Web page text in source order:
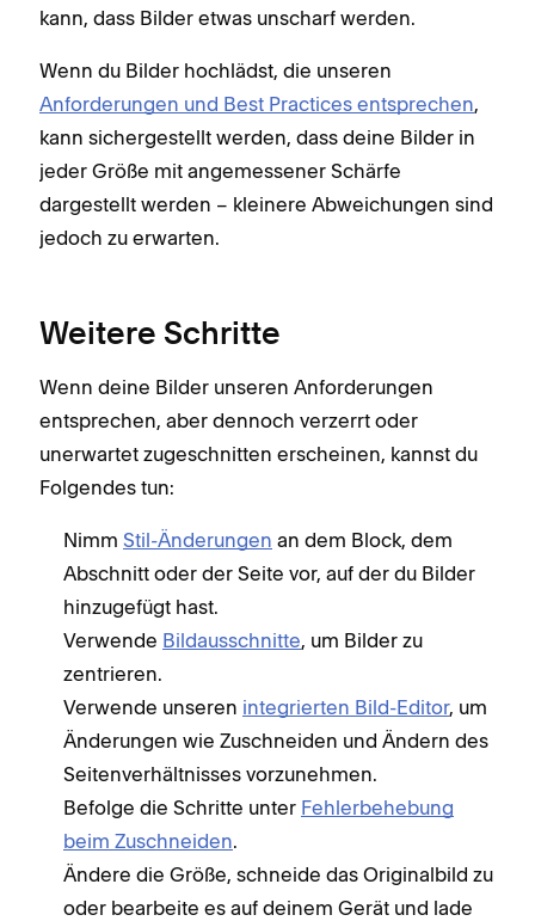
kann, dass Bilder etwas unscharf werden.
Wenn du Bilder hochlädst, die unseren
Anforderungen und Best Practices entsprechen,
kann sichergestellt werden, dass deine Bilder in
jeder Größe mit angemessener Schärfe
dargestellt werden – kleinere Abweichungen sind
jedoch zu erwarten.
Weitere Schritte
Wenn deine Bilder unseren Anforderungen
entsprechen, aber dennoch verzerrt oder
unerwartet zugeschnitten erscheinen, kannst du
Folgendes tun:
Nimm Stil-Änderungen an dem Block, dem
Abschnitt oder der Seite vor, auf der du Bilder
hinzugefügt hast.
Verwende Bildausschnitte, um Bilder zu
zentrieren.
Verwende unseren integrierten Bild-Editor, um
Änderungen wie Zuschneiden und Ändern des
Seitenverhältnisses vorzunehmen.
Befolge die Schritte unter Fehlerbehebung
beim Zuschneiden.
Ändere die Größe, schneide das Originalbild zu
oder bearbeite es auf deinem Gerät und lade